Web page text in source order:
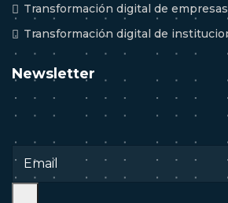
Transformación digital de empresas
Transformación digital de
Newsletter